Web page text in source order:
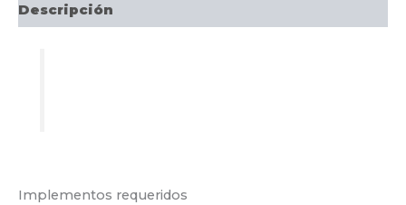
Descripción
Implementos requeridos